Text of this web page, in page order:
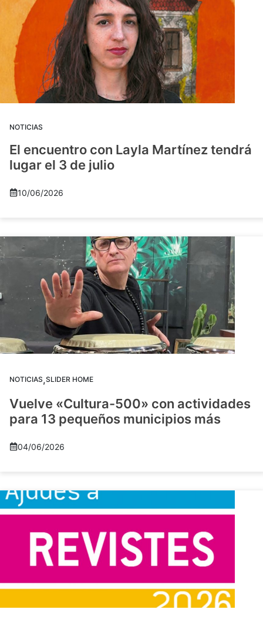
NOTICIAS
El encuentro con Layla Martínez tendrá
lugar el 3 de julio
10/06/2026
NOTICIAS,SLIDER HOME
Vuelve «Cultura-500» con actividades
para 13 pequeños municipios más
04/06/2026